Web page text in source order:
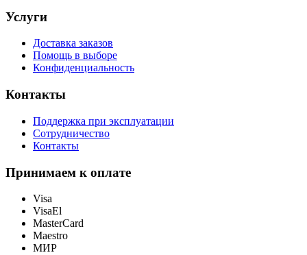
Услуги
Доставка заказов
Помощь в выборе
Конфиденциальность
Контакты
Поддержка при эксплуатации
Сотрудничество
Контакты
Принимаем к оплате
Visa
VisaEl
MasterCard
Maestro
МИР